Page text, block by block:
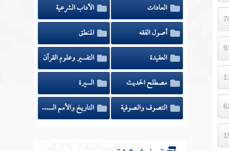
العادات
الآداب الشرعية
أصول الفقه
المنطق
العقيدة
التفسير وعلوم القرآن
مصطلح الحديث
السيرة
التصوف والصوفية
التاريخ والأمم السابقة